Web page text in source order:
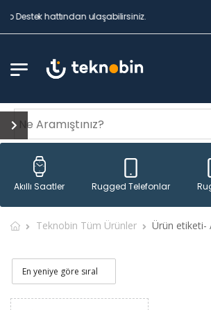
Destek hattından ulaşabilirsiniz.
Akıllı Saatler Rugged Telefonlar
Teknobin Tüm Ürünler Ürün etiketi-